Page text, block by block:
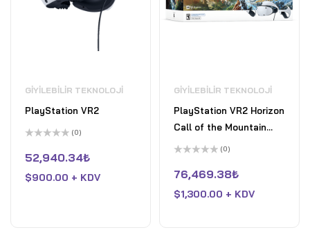
GIYILEBILIR TEKNOLOJI
PlayStation VR2
üzerinden
0
aldı
(0)
52,940.34₺
$900.00 + KDV
GIYILEBILIR TEKNOLOJI
PlayStation VR2 Horizon
Call of the Mountain
Paketi
üzerinden
0
aldı
(0)
76,469.38₺
$1,300.00 + KDV